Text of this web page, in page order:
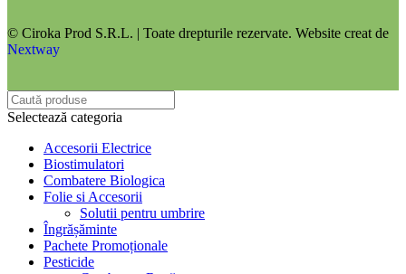
© Ciroka Prod S.R.L. | Toate drepturile rezervate. Website creat de
Nextway
Selectează categoria
Accesorii Electrice
Biostimulatori
Combatere Biologica
Folie si Accesorii
Solutii pentru umbrire
Îngrășăminte
Pachete Promoționale
Pesticide